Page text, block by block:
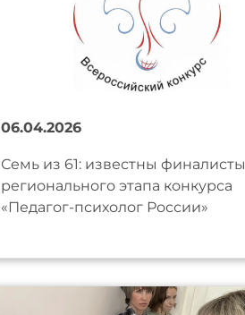
06.04.2026
Семь из 61: известны финалисты
регионального этапа конкурса
«Педагог-психолог России»